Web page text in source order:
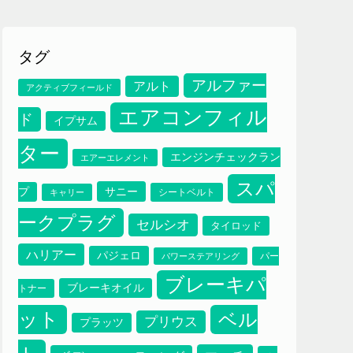
タグ
アクティブフィールド アルト アルファー
ド イプサム
エアコンフィル
ター
エアーエレメント エンジンチェックラン
プ キャリー サニー シートベルト
スパ
ークプラグ
セルシオ タイロッド
ハリアー パジェロ パワーステアリング パー
トナー ブレーキオイル
ブレーキパ
ット
プラッツ プリウス
ベル